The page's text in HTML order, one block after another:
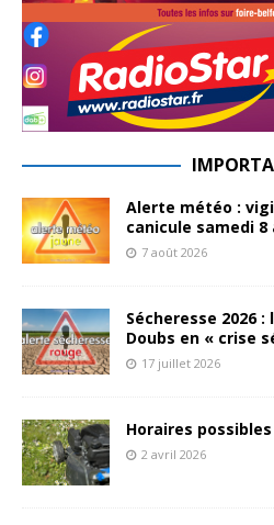
Alerte météo :
canicule samedi 8
7 août 2026
Sécheresse 2026
Doubs en « crise
17 juillet 2026
Horaires
2 avril 2026